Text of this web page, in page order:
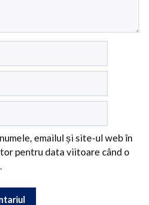
emailul și site-ul web în
pentru data viitoare când o